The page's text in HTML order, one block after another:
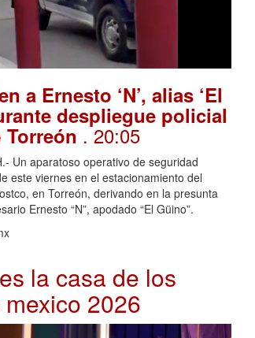
a Ernesto ‘N’, alias ‘El
despliegue policial
. 20:05
Un aparatoso operativo de seguridad
este viernes en el estacionamiento del
en Torreón, derivando en la presunta
Ernesto “N”, apodado “El Güino”.
la casa de los
2026